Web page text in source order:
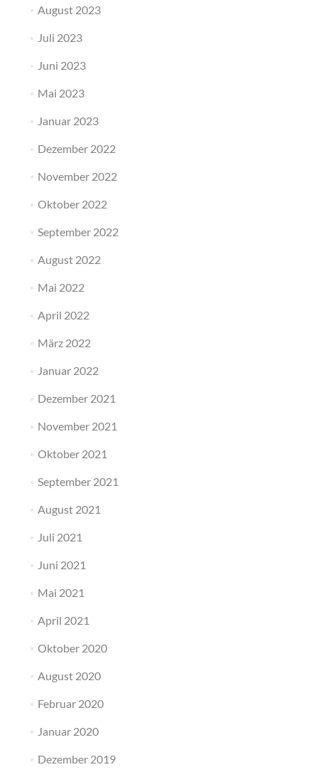
August 2023
Juli 2023
Juni 2023
Mai 2023
Januar 2023
Dezember 2022
November 2022
Oktober 2022
September 2022
August 2022
Mai 2022
April 2022
März 2022
Januar 2022
Dezember 2021
November 2021
Oktober 2021
September 2021
August 2021
Juli 2021
Juni 2021
Mai 2021
April 2021
Oktober 2020
August 2020
Februar 2020
Januar 2020
Dezember 2019